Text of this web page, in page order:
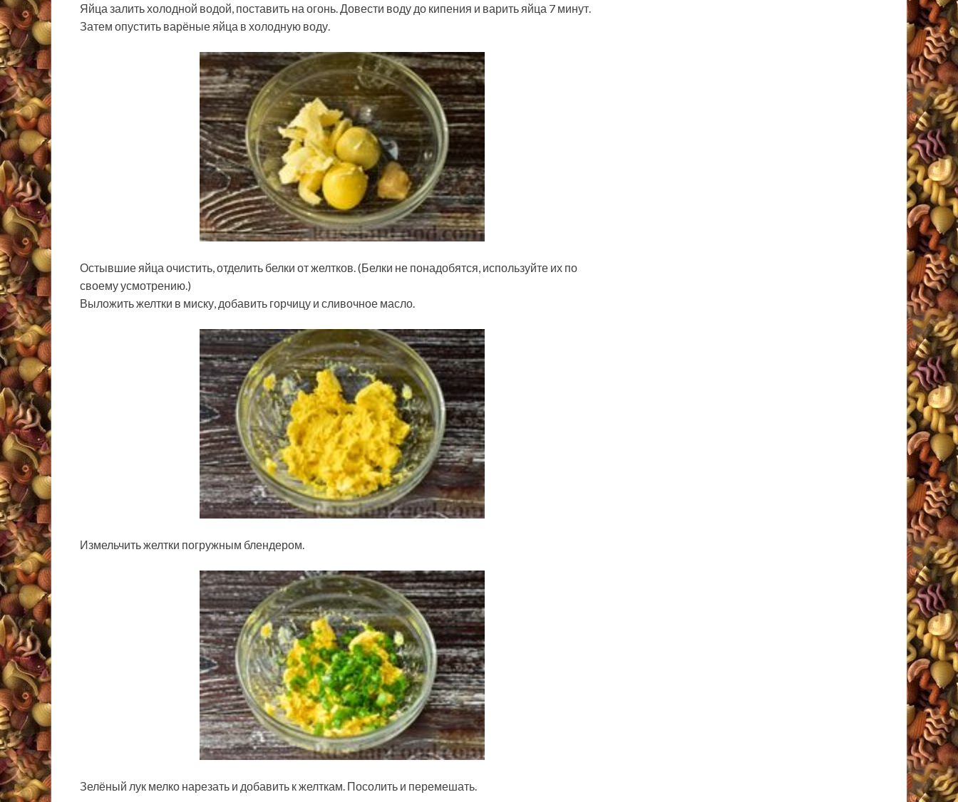
Яйца залить холодной водой, поставить на огонь. Довести воду до кипения и варить яйца 7 минут.
Затем опустить варёные яйца в холодную воду.
Остывшие яйца очистить, отделить белки от желтков. (Белки не понадобятся, используйте их по
своему усмотрению.)
Выложить желтки в миску, добавить горчицу и сливочное масло.
Измельчить желтки погружным блендером.
Зелёный лук мелко нарезать и добавить к желткам. Посолить и перемешать.